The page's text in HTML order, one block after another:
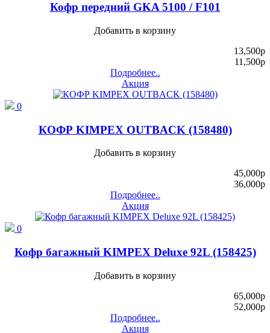
Кофр передний GKA 5100 / F101
Добавить в корзину
13,500p
11,500p
Подробнее..
Акция
0
КОФР KIMPEX OUTBACK (158480)
Добавить в корзину
45,000p
36,000p
Подробнее..
Акция
0
Кофр багажный KIMPEX Deluxe 92L (158425)
Добавить в корзину
65,000p
52,000p
Подробнее..
Акция